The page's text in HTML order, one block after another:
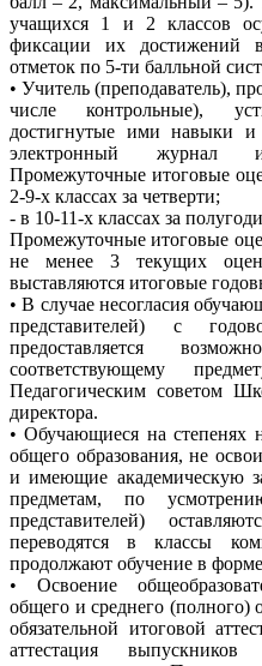
учащихся 1 и 2 классов
фиксации их достижений
отметок по 5-ти балльной
• Учитель (преподаватель),
числе контрольные),
достигнутые ими навыки и
электронный журнал
Промежуточные итоговые
2-9-х классах за четверти;
- в 10-11-х классах за
Промежуточные итоговые
не менее 3 текущих
выставляются итоговые
• В случае несогласия
представителей) с
предоставляется
соответствующему
Педагогическим советом
директора.
• Обучающиеся на степенях
общего образования, не
и имеющие академическую
предметам, по
представителей)
переводятся в классы
продолжают обучение в
• Освоение
общего и среднего (полного)
обязательной итоговой
аттестация